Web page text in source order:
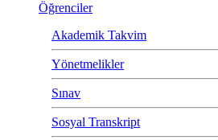
Öğrenciler
Akademik Takvim
Yönetmelikler
Sınav
Sosyal Transkript